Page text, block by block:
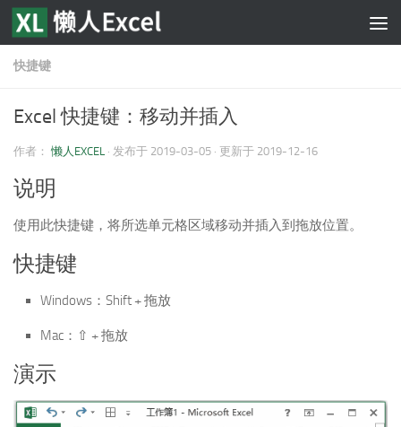
跳至内容
快捷键
Excel 快捷键：移动并插入
作者： 懒人EXCEL · 发布于 2019-03-05 · 更新于 2019-12-16
说明
使用此快捷键，将所选单元格区域移动并插入到拖放位置。
快捷键
Windows：Shift + 拖放
Mac：⇧ + 拖放
演示